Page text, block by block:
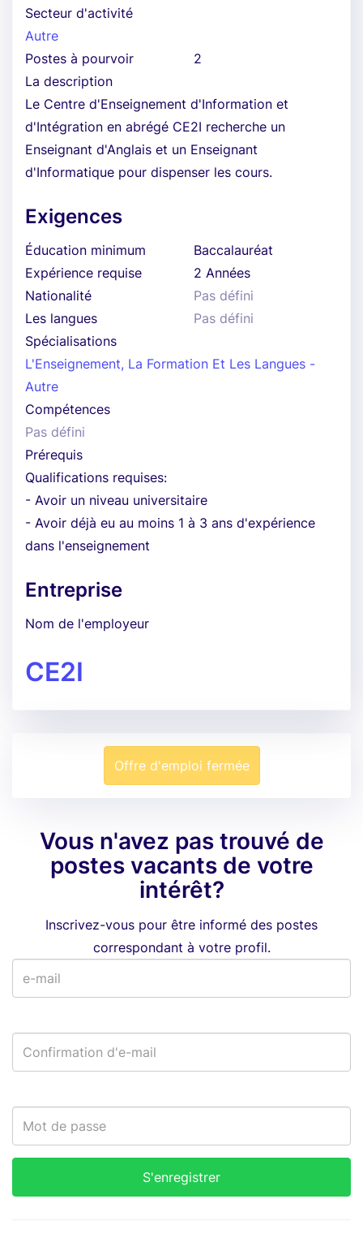
Secteur d'activité
Autre
Postes à pourvoir
2
La description
Le Centre d'Enseignement d'Information et
d'Intégration en abrégé CE2I recherche un
Enseignant d'Anglais et un Enseignant
d'Informatique pour dispenser les cours.
Exigences
Éducation minimum
Baccalauréat
Expérience requise
2 Années
Nationalité
Pas défini
Les langues
Pas défini
Spécialisations
L'Enseignement, La Formation Et Les Langues -
Autre
Compétences
Pas défini
Prérequis
Qualifications requises:
- Avoir un niveau universitaire
- Avoir déjà eu au moins 1 à 3 ans d'expérience
dans l'enseignement
Entreprise
Nom de l'employeur
CE2I
Offre d'emploi fermée
Vous n'avez pas trouvé de
postes vacants de votre
intérêt?
Inscrivez-vous pour être informé des postes
correspondant à votre profil.